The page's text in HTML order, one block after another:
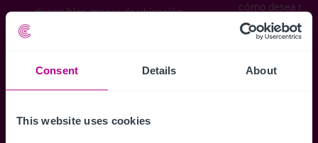
Consent Details About
This website uses cookies
disponibles, mapas de ubicación,
cómo desea